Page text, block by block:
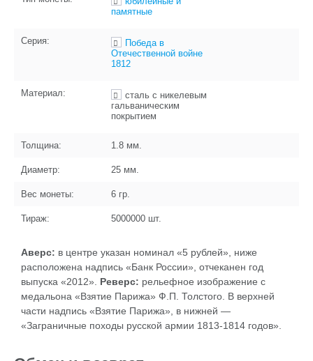
памятные
Серия:
Победа в
Отечественной войне
1812
Материал:
сталь с никелевым
гальваническим
покрытием
Толщина: 1.8 мм.
Диаметр: 25 мм.
Вес монеты: 6 гр.
Тираж: 5000000 шт.
Аверс: в центре указан номинал «5 рублей», ниже
расположена надпись «Банк России», отчеканен год
выпуска «2012». Реверс: рельефное изображение с
медальона «Взятие Парижа» Ф.П. Толстого. В верхней
части надпись «Взятие Парижа», в нижней —
«Заграничные походы русской армии 1813-1814 годов».